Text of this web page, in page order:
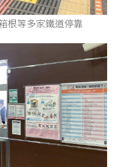
根等多家鐵道停靠